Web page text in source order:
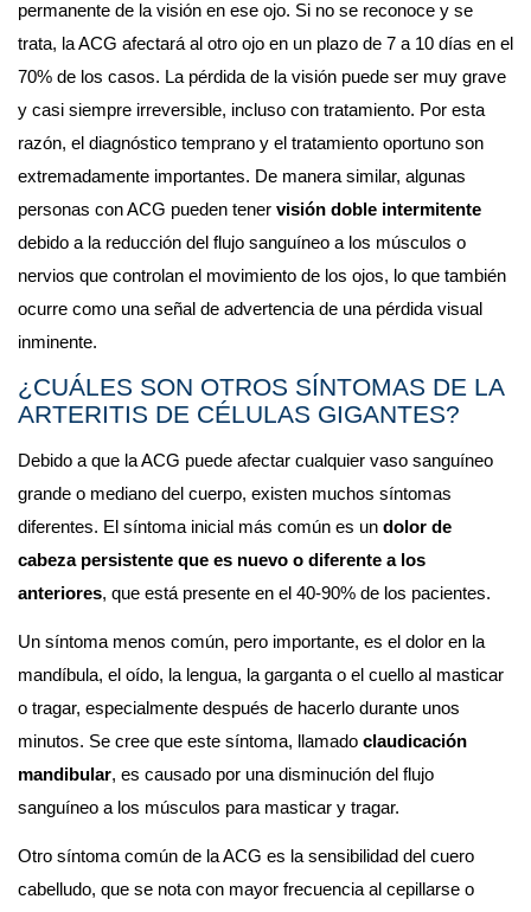
permanente de la visión en ese ojo. Si no se reconoce y se
trata, la ACG afectará al otro ojo en un plazo de 7 a 10 días en el
70% de los casos. La pérdida de la visión puede ser muy grave
y casi siempre irreversible, incluso con tratamiento. Por esta
razón, el diagnóstico temprano y el tratamiento oportuno son
extremadamente importantes. De manera similar, algunas
personas con ACG pueden tener visión doble intermitente
debido a la reducción del flujo sanguíneo a los músculos o
nervios que controlan el movimiento de los ojos, lo que también
ocurre como una señal de advertencia de una pérdida visual
inminente.
¿CUÁLES SON OTROS SÍNTOMAS DE LA
ARTERITIS DE CÉLULAS GIGANTES?
Debido a que la ACG puede afectar cualquier vaso sanguíneo
grande o mediano del cuerpo, existen muchos síntomas
diferentes. El síntoma inicial más común es un dolor de
cabeza persistente que es nuevo o diferente a los
anteriores, que está presente en el 40-90% de los pacientes.
Un síntoma menos común, pero importante, es el dolor en la
mandíbula, el oído, la lengua, la garganta o el cuello al masticar
o tragar, especialmente después de hacerlo durante unos
minutos. Se cree que este síntoma, llamado claudicación
mandibular, es causado por una disminución del flujo
sanguíneo a los músculos para masticar y tragar.
Otro síntoma común de la ACG es la sensibilidad del cuero
cabelludo, que se nota con mayor frecuencia al cepillarse o